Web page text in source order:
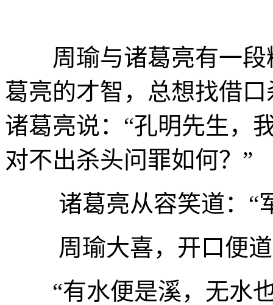
周瑜与诸葛亮有一段
葛亮的才智，总想找借
诸葛亮说：“孔明先生，
对不出杀头问罪如何？”
诸葛亮从容笑道：“军
周瑜大喜，开口便
“有水便是溪，无水